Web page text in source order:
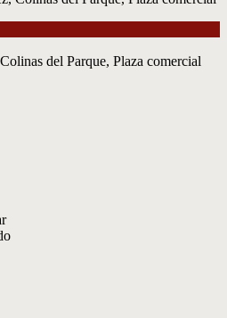
del Parque, Plaza comercial